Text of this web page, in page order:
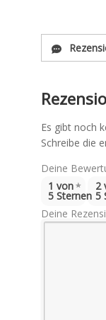
Es gibt noch
Schreibe die
Deine
1 von
5 Sternen
2
5
Deine